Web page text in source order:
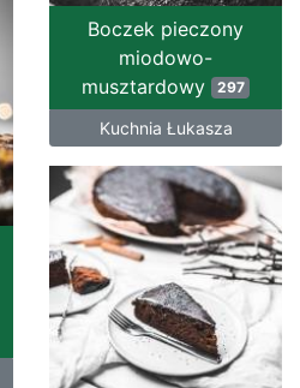
Boczek pieczony
miodowo-
musztardowy
297
Kuchnia Łukasza